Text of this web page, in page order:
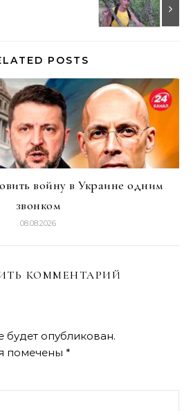
POSTS
войну в Украине одним
звонком
08.08.2026
КОММЕНТАРИЙ
опубликован.
помечены *